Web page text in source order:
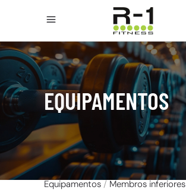
EQUIPAMENTOS
Equipamentos / Membros inferiores